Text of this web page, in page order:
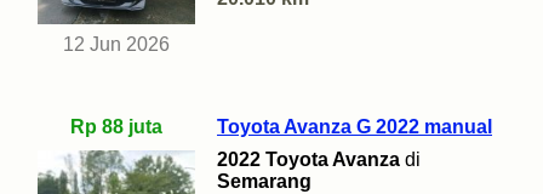
12 Jun 2026
Rp 88 juta
Toyota Avanza G 2022 manual
2022 Toyota Avanza di
Semarang